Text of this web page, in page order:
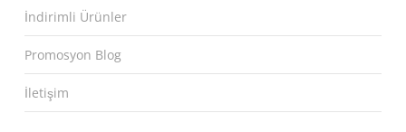
İndirimli Ürünler
Promosyon Blog
İletişim